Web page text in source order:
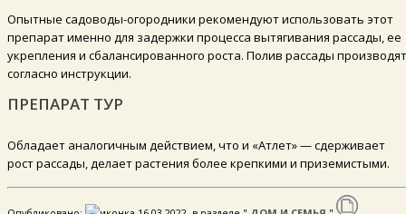
Опытные садоводы-огородники рекомендуют использовать этот
препарат именно для задержки процесса вытягивания рассады, ее
укрепления и сбалансированного роста. Полив рассады производят
согласно инструкции.
ПРЕПАРАТ ТУР
Обладает аналогичным действием, что и «Атлет» — сдерживает
рост рассады, делает растения более крепкими и приземистыми.